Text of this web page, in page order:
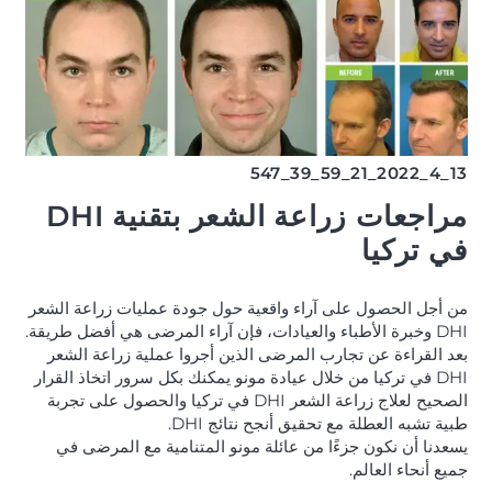
13_4_2022_21_59_39_547
مراجعات زراعة الشعر بتقنية DHI
في تركيا
من أجل الحصول على آراء واقعية حول جودة عمليات زراعة الشعر
DHI وخبرة الأطباء والعيادات، فإن آراء المرضى هي أفضل طريقة.
بعد القراءة عن تجارب المرضى الذين أجروا عملية زراعة الشعر
DHI في تركيا من خلال عيادة مونو يمكنك بكل سرور اتخاذ القرار
الصحيح لعلاج زراعة الشعر DHI في تركيا والحصول على تجربة
طبية تشبه العطلة مع تحقيق أنجح نتائج DHI.
يسعدنا أن نكون جزءًا من عائلة مونو المتنامية مع المرضى في
جميع أنحاء العالم.